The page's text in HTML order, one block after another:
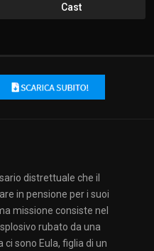
Cast
distrettuale che il
in pensione per i suoi
missione consiste nel
rubato da una
ci sono Eula, figlia di un